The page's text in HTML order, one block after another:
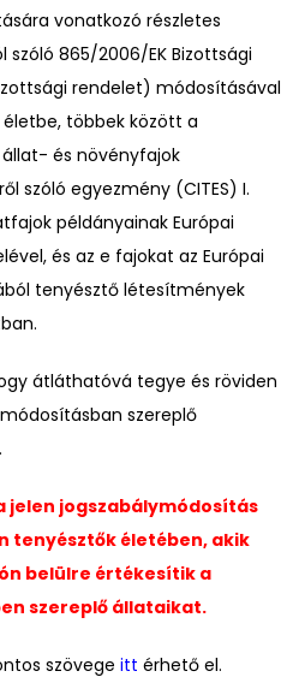
vonatkozó részletes
865/2006/EK Bizottsági
rendelet) módosításával
többek között a
és növényfajok
szóló egyezmény (CITES) I.
példányainak Európai
és az e fajokat az Európai
tenyésztő létesítmények
an.
átláthatóvá tegye és röviden
szereplő
a jelen jogszabálymódosítás
tenyésztők életében, akik
belülre értékesítik a
szereplő állataikat.
szövege itt érhető el.